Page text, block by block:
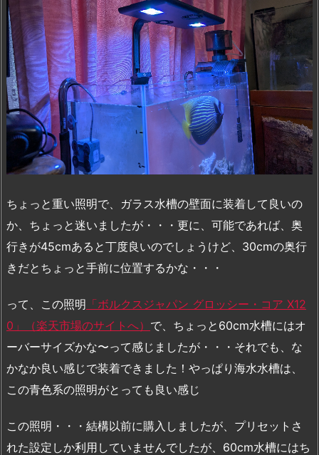
ちょっと重い照明で、ガラス水槽の壁面に装着して良いの
か、ちょっと迷いましたが・・・更に、可能であれば、奥
行きが45cmあると丁度良いのでしょうけど、30cmの奥行
きだとちょっと手前に位置するかな・・・
って、この照明 「ボルクスジャパン グロッシー・コア X12
0」（楽天市場のサイトへ） で、ちょっと60cm水槽にはオ
ーバーサイズかな〜って感じましたが・・・それでも、な
かなか良い感じで装着できました！やっぱり海水水槽は、
この青色系の照明がとっても良い感じ
この照明・・・結構以前に購入しましたが、プリセットさ
れた設定しか利用していませんでしたが、60cm水槽にはち